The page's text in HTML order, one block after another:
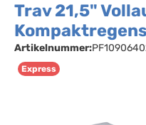
Trav 21,5"
Artikelnummer:
Express